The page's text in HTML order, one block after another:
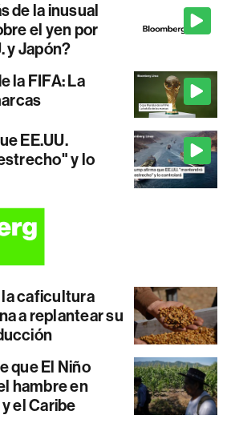
de la inusual
el yen por
y Japón?
la FIFA: La
EE.UU.
y lo
la caficultura
a replantear su
que El Niño
hambre en
el Caribe